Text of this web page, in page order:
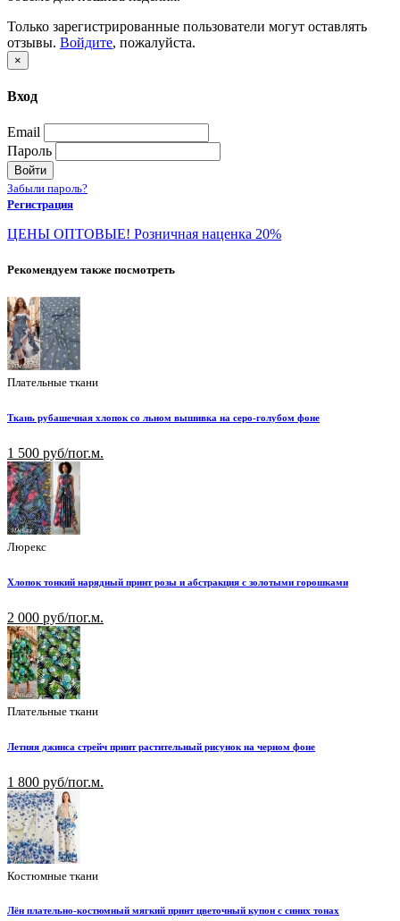
Только зарегистрированные пользователи могут оставлять
отзывы. Войдите, пожалуйста.
×
Вход
Email
Пароль
Войти
Забыли пароль?
Регистрация
ЦЕНЫ ОПТОВЫЕ! Розничная наценка 20%
Рекомендуем также посмотреть
Плательные ткани
Ткань рубашечная хлопок со льном вышивка на серо-голубом фоне
1 500 руб/пог.м.
Люрекс
Хлопок тонкий нарядный принт розы и абстракция с золотыми горошками
2 000 руб/пог.м.
Плательные ткани
Летняя джинса стрейч принт растительный рисунок на черном фоне
1 800 руб/пог.м.
Костюмные ткани
Лён плательно-костюмный мягкий принт цветочный купон с синих тонах